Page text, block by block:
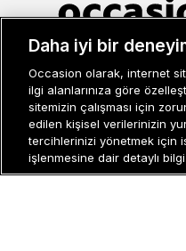
Müşteri İlişkileri0 850
Daha iyi bir
Occasion olarak, internet
ilgi alanlarınıza göre
sitemizin çalışması için
edilen kişisel verilerinizin
tercihlerinizi yönetmek için
işlenmesine dair detaylı